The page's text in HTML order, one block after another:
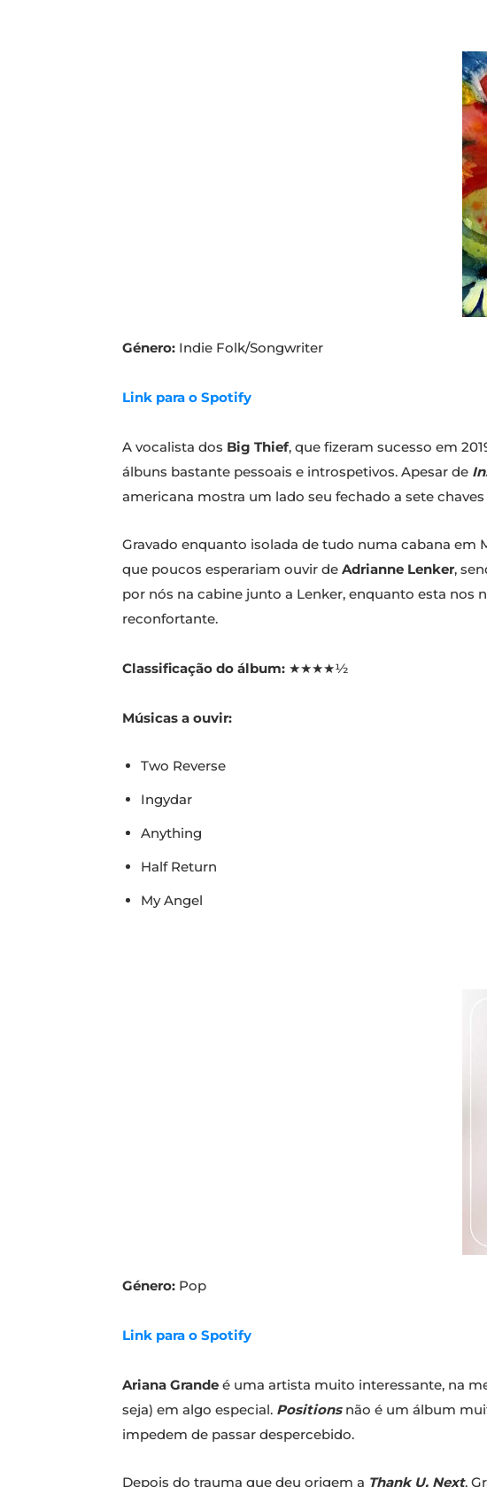
Género: Indie Folk/Songwriter
Link para o Spotify
A vocalista dos Big Thief, que fizeram sucesso em
álbuns bastante pessoais e introspetivos. Apesar de
americana mostra um lado seu fechado a sete
Gravado enquanto isolada de tudo numa cabana em
que poucos esperariam ouvir de Adrianne Lenker,
por nós na cabine junto a Lenker, enquanto esta nos
reconfortante.
Classificação do álbum: ★★★★½
Músicas a ouvir:
Two Reverse
Ingydar
Anything
Half Return
My Angel
Género: Pop
Link para o Spotify
Ariana Grande é uma artista muito interessante, na
seja) em algo especial. Positionsnão é um álbum
impedem de passar despercebido.
Depois do trauma que deu origem a Thank U, Next,